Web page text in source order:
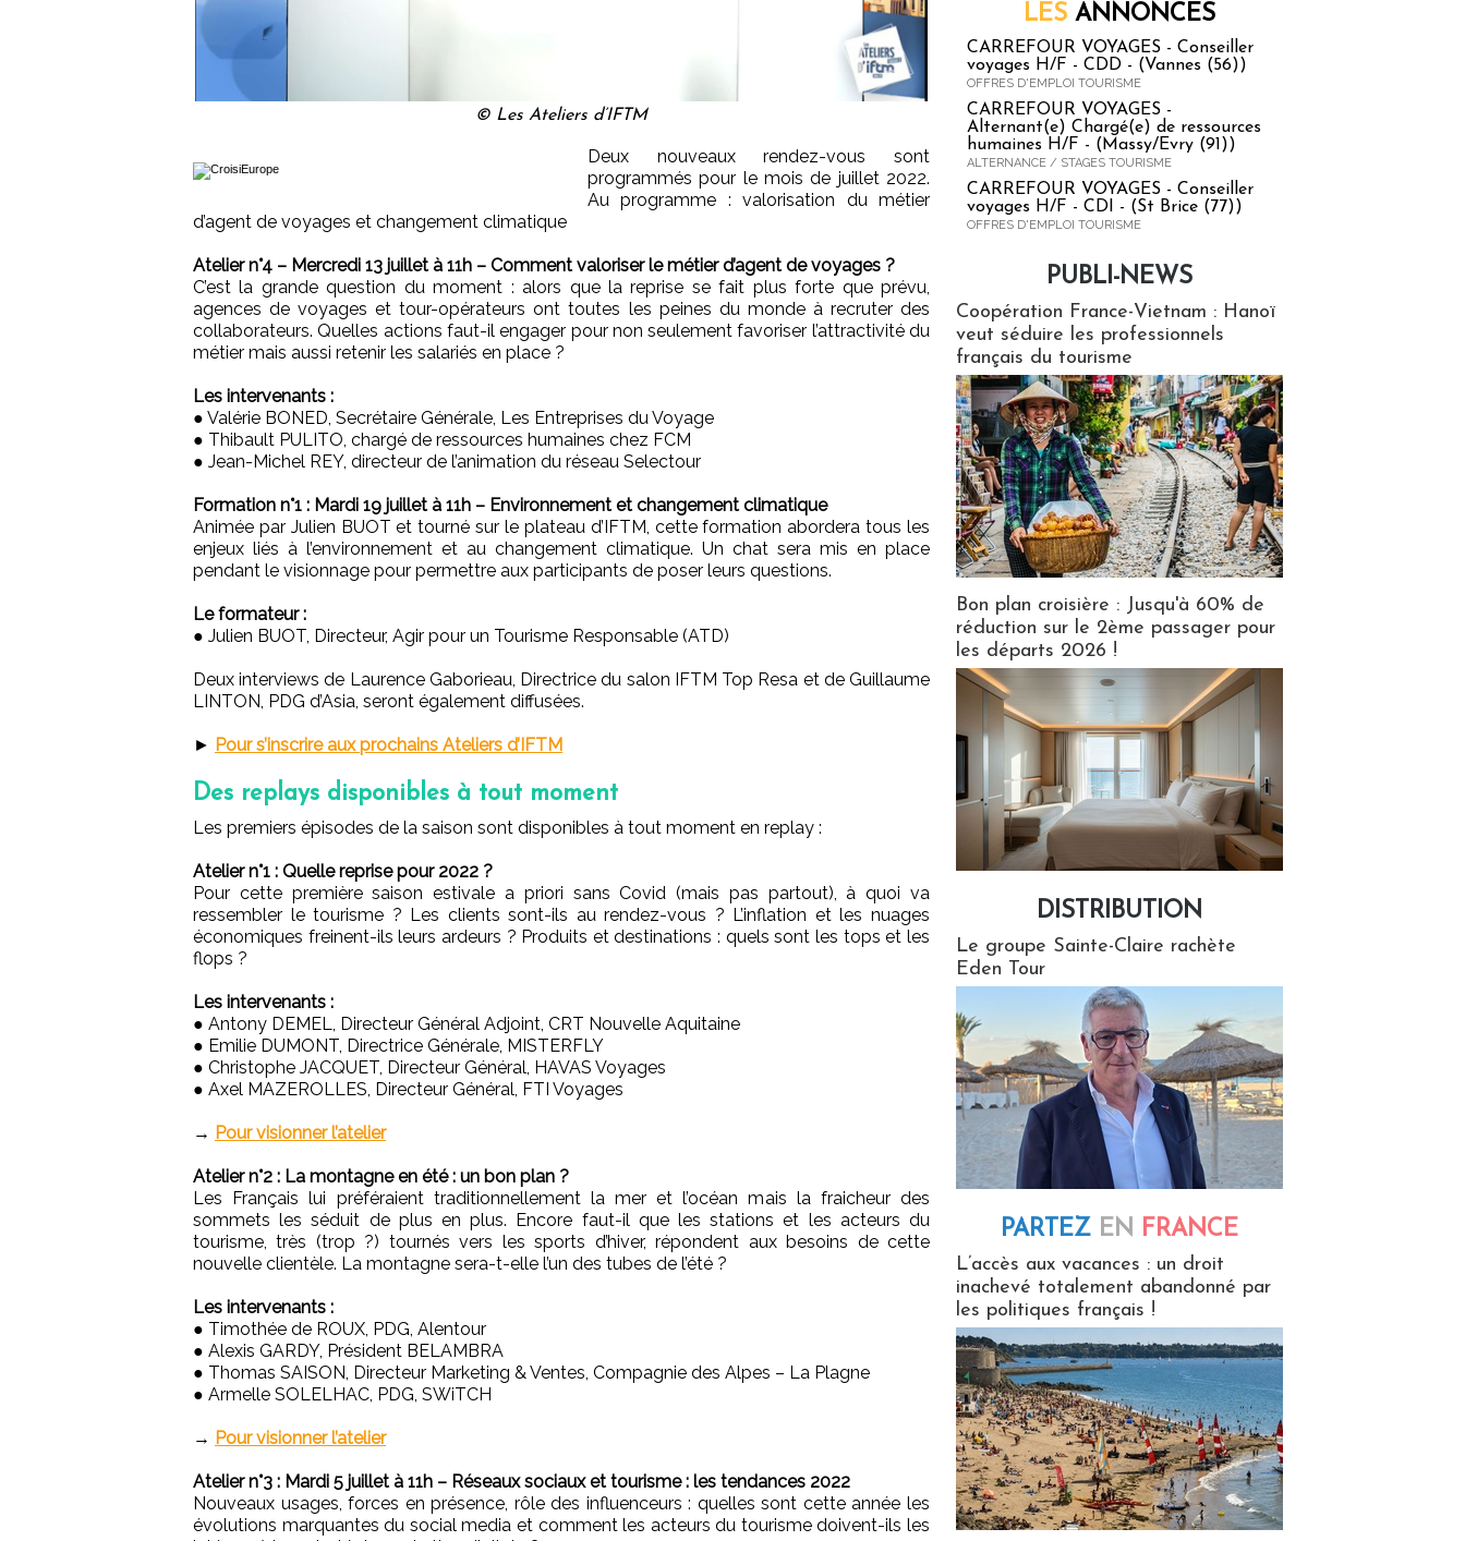
© Les Ateliers d’IFTM
Deux nouveaux rendez-vous sont
programmés pour le mois de juillet 2022.
Au programme : valorisation du métier
d’agent de voyages et changement climatique
Atelier n°4 – Mercredi 13 juillet à 11h – Comment valoriser le métier d’agent de voyages ?
C’est la grande question du moment : alors que la reprise se fait plus forte que prévu,
agences de voyages et tour-opérateurs ont toutes les peines du monde à recruter des
collaborateurs. Quelles actions faut-il engager pour non seulement favoriser l’attractivité du
métier mais aussi retenir les salariés en place ?
Les intervenants :
● Valérie BONED, Secrétaire Générale, Les Entreprises du Voyage
● Thibault PULITO, chargé de ressources humaines chez FCM
● Jean-Michel REY, directeur de l’animation du réseau Selectour
Formation n°1 : Mardi 19 juillet à 11h – Environnement et changement climatique
Animée par Julien BUOT et tourné sur le plateau d’IFTM, cette formation abordera tous les
enjeux liés à l’environnement et au changement climatique. Un chat sera mis en place
pendant le visionnage pour permettre aux participants de poser leurs questions.
Le formateur :
● Julien BUOT, Directeur, Agir pour un Tourisme Responsable (ATD)
Deux interviews de Laurence Gaborieau, Directrice du salon IFTM Top Resa et de Guillaume
LINTON, PDG d’Asia, seront également diffusées.
► Pour s’inscrire aux prochains Ateliers d’IFTM
Des replays disponibles à tout moment
Les premiers épisodes de la saison sont disponibles à tout moment en replay :
Atelier n°1 : Quelle reprise pour 2022 ?
Pour cette première saison estivale a priori sans Covid (mais pas partout), à quoi va
ressembler le tourisme ? Les clients sont-ils au rendez-vous ? L’inflation et les nuages
économiques freinent-ils leurs ardeurs ? Produits et destinations : quels sont les tops et les
flops ?
Les intervenants :
● Antony DEMEL, Directeur Général Adjoint, CRT Nouvelle Aquitaine
● Emilie DUMONT, Directrice Générale, MISTERFLY
● Christophe JACQUET, Directeur Général, HAVAS Voyages
● Axel MAZEROLLES, Directeur Général, FTI Voyages
→ Pour visionner l’atelier
Atelier n°2 : La montagne en été : un bon plan ?
Les Français lui préféraient traditionnellement la mer et l’océan mais la fraicheur des
sommets les séduit de plus en plus. Encore faut-il que les stations et les acteurs du
tourisme, très (trop ?) tournés vers les sports d’hiver, répondent aux besoins de cette
nouvelle clientèle. La montagne sera-t-elle l’un des tubes de l’été ?
Les intervenants :
● Timothée de ROUX, PDG, Alentour
● Alexis GARDY, Président BELAMBRA
● Thomas SAISON, Directeur Marketing & Ventes, Compagnie des Alpes – La Plagne
● Armelle SOLELHAC, PDG, SWiTCH
→ Pour visionner l’atelier
Atelier n°3 : Mardi 5 juillet à 11h – Réseaux sociaux et tourisme : les tendances 2022
Nouveaux usages, forces en présence, rôle des influenceurs : quelles sont cette année les
évolutions marquantes du social media et comment les acteurs du tourisme doivent-ils les
LES ANNONCES
CARREFOUR VOYAGES - Conseiller
voyages H/F - CDD - (Vannes (56))
OFFRES D'EMPLOI TOURISME
CARREFOUR VOYAGES -
Alternant(e) Chargé(e) de ressources
humaines H/F - (Massy/Evry (91))
ALTERNANCE / STAGES TOURISME
CARREFOUR VOYAGES - Conseiller
voyages H/F - CDI - (St Brice (77))
OFFRES D'EMPLOI TOURISME
PUBLI-NEWS
Coopération France-Vietnam : Hanoï
veut séduire les professionnels
français du tourisme
Bon plan croisière : Jusqu'à 60% de
réduction sur le 2ème passager pour
les départs 2026 !
DISTRIBUTION
Le groupe Sainte-Claire rachète
Eden Tour
PARTEZ EN FRANCE
L’accès aux vacances : un droit
inachevé totalement abandonné par
les politiques français !